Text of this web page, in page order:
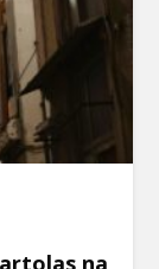
na